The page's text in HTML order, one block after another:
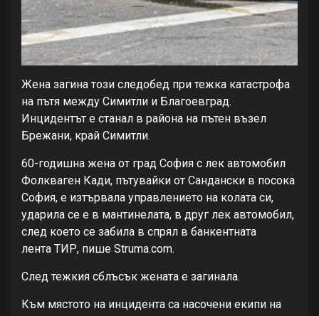
Жена загина този следобед при тежка катастрофа
на пътя между Симитли и Благоевград.
Инцидентът е станал в района на пътен възел
Брежани, край Симитли.
60-годишна жена от град София с лек автомобил
Фолкваген Кади, пътувайки от Сандански в посока
София, е изтървала управлението на колата си,
ударила се е в мантинелата, в друг лек автомобил,
след което се забила в спрял в банкентната
лента ТИР, пише Struma.com.
След тежкия сблъсък жената е загинала.
Към мястото на инцидента са насочени екипи на